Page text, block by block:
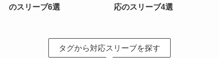
のスリーブ6選
応のスリーブ4選
タグから対応スリーブを探す